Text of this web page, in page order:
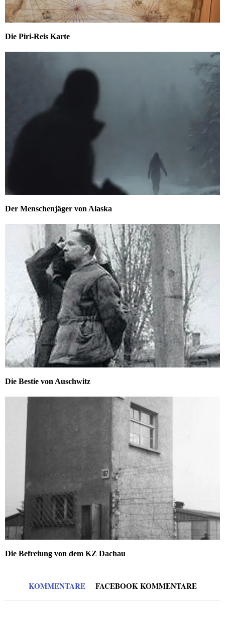
Die Piri-Reis Karte
Der Menschenjäger von Alaska
Die Bestie von Auschwitz
Die Befreiung von dem KZ Dachau
KOMMENTARE FACEBOOK KOMMENTARE